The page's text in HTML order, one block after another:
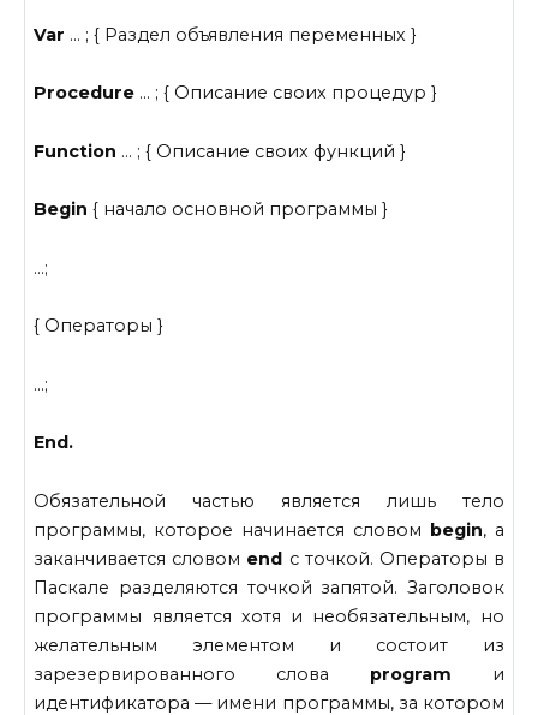
Var … ; { Раздел объявления переменных }
Procedure … ; { Описание своих процедур }
Function … ; { Описание своих функций }
Begin { начало основной программы }
…;
{ Операторы }
…;
End.
Обязательной частью является лишь тело
программы, которое начинается словом begin, а
заканчивается словом end с точкой. Операторы в
Паскале разделяются точкой запятой. Заголовок
программы является хотя и необязательным, но
желательным элементом и состоит из
зарезервированного слова program и
идентификатора — имени программы, за котором